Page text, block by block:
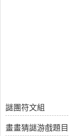
謎團符文組
畫畫猜謎游戲題目